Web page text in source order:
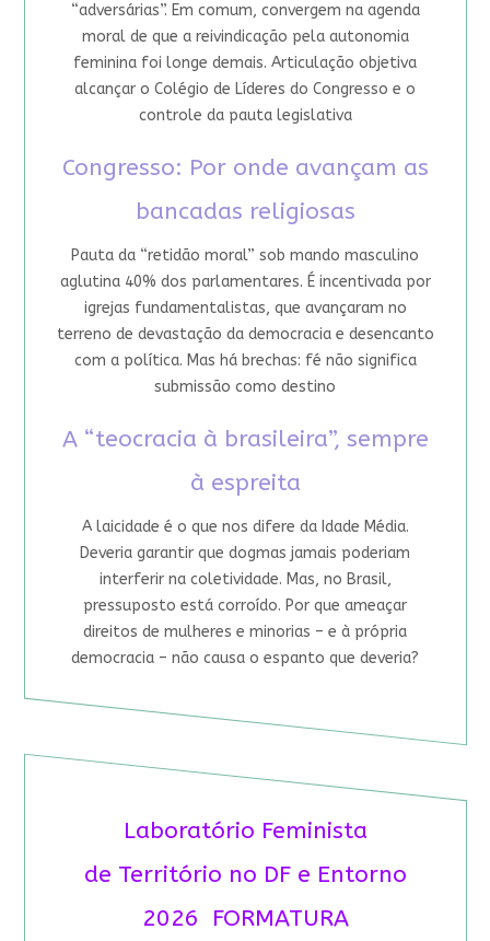
“adversárias”. Em comum, convergem na agenda
moral de que a reivindicação pela autonomia
feminina foi longe demais. Articulação objetiva
alcançar o Colégio de Líderes do Congresso e o
controle da pauta legislativa
Congresso: Por onde avançam as
bancadas religiosas
Pauta da “retidão moral” sob mando masculino
aglutina 40% dos parlamentares. É incentivada por
igrejas fundamentalistas, que avançaram no
terreno de devastação da democracia e desencanto
com a política. Mas há brechas: fé não significa
submissão como destino
A “teocracia à brasileira”, sempre
à espreita
A laicidade é o que nos difere da Idade Média.
Deveria garantir que dogmas jamais poderiam
interferir na coletividade. Mas, no Brasil,
pressuposto está corroído. Por que ameaçar
direitos de mulheres e minorias – e à própria
democracia – não causa o espanto que deveria?
Laboratório Feminista
de Território no DF e Entorno
2026 FORMATURA